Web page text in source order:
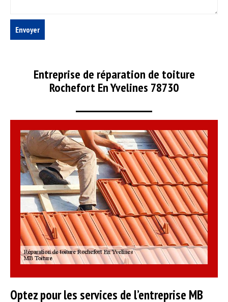
Entreprise de réparation de toiture
Rochefort En Yvelines 78730
Optez pour les services de l’entreprise MB